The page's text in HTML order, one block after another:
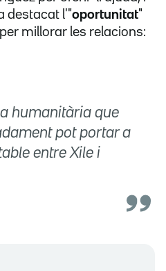
destacat l'"oportunitat"
millorar les relacions:
humanitària que
pot portar a
entre Xile i